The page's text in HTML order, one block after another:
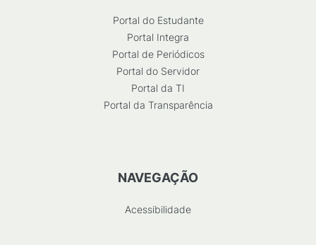
Portal do Estudante
Portal Integra
Portal de Periódicos
Portal do Servidor
Portal da TI
Portal da Transparência
NAVEGAÇÃO
Acessibilidade